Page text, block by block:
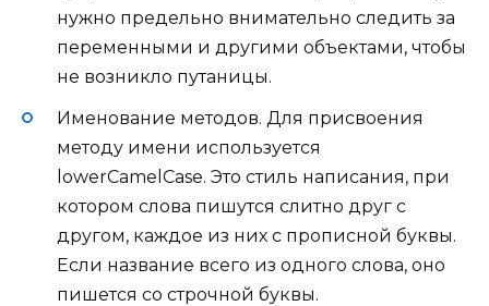
нужно предельно внимательно следить за
переменными и другими объектами, чтобы
не возникло путаницы.
Именование методов. Для присвоения
методу имени используется
lowerCamelCase. Это стиль написания, при
котором слова пишутся слитно друг с
другом, каждое из них с прописной буквы.
Если название всего из одного слова, оно
пишется со строчной буквы.